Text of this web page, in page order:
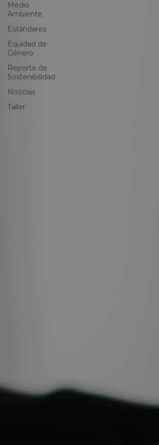
Medio
Ambiente
Estándares
Equidad de
Género
Reporte de
Sostenibilidad
Noticias
Taller